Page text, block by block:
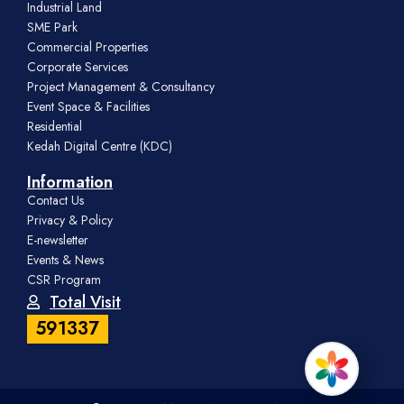
Industrial Land
SME Park
Commercial Properties
Corporate Services
Project Management & Consultancy
Event Space & Facilities
Residential
Kedah Digital Centre (KDC)
Information
Contact Us
Privacy & Policy
E-newsletter
Events & News
CSR Program
Total Visit
591337